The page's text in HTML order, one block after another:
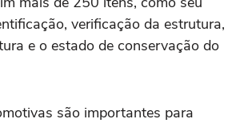
verificação da estrutura,
e o estado de conservação do
são importantes para